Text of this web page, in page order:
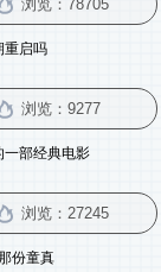
重启吗
一部经典电影
份童真